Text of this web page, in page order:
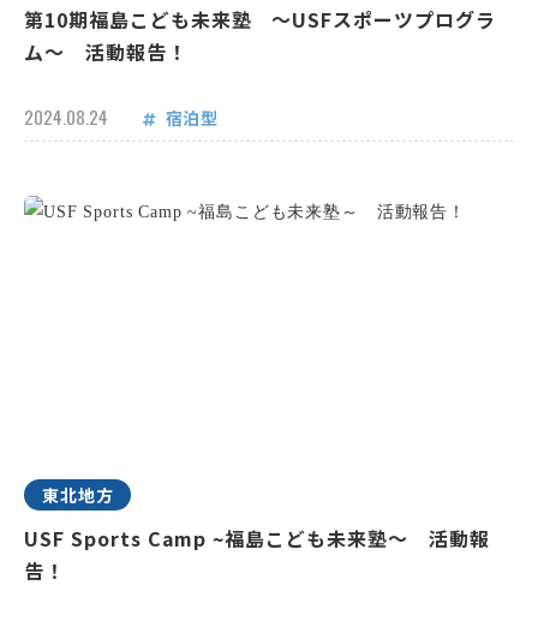
第10期福島こども未来塾 ～USFスポーツプログラ
ム～ 活動報告！
2024.08.24 宿泊型
東北地方
USF Sports Camp ~福島こども未来塾～ 活動報
告！